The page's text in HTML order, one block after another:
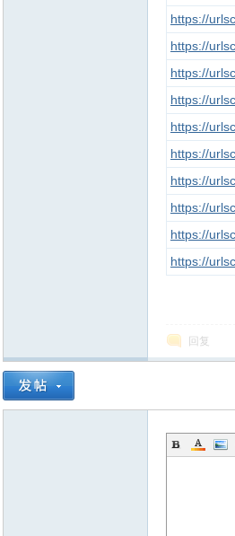
https://
https://
https://
https://
https://
https://
https://
https://
https://
https://
回复